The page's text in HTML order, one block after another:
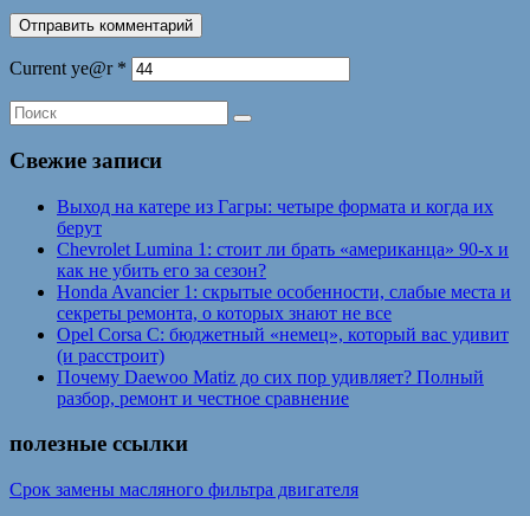
Current ye@r *
Свежие записи
Выход на катере из Гагры: четыре формата и когда их
берут
Chevrolet Lumina 1: стоит ли брать «американца» 90-х и
как не убить его за сезон?
Honda Avancier 1: скрытые особенности, слабые места и
секреты ремонта, о которых знают не все
Opel Corsa C: бюджетный «немец», который вас удивит
(и расстроит)
Почему Daewoo Matiz до сих пор удивляет? Полный
разбор, ремонт и честное сравнение
полезные ссылки
Срок замены масляного фильтра двигателя